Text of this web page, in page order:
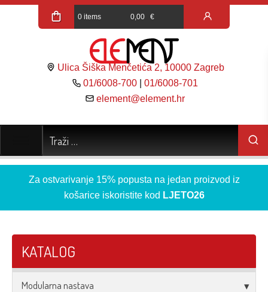
0 items 0,00 €
Ulica Šiška Menčetića 2, 10000 Zagreb
01/6008-700 |01/6008-701
element@element.hr
Za ostvarivanje 15% popusta na jedan proizvod iz
košarice iskoristite kod LJETO26
KATALOG
Modularna nastava